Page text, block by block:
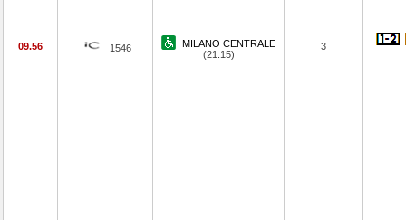
09.56 1546
MILANO CENTRALE
(21.15)
3